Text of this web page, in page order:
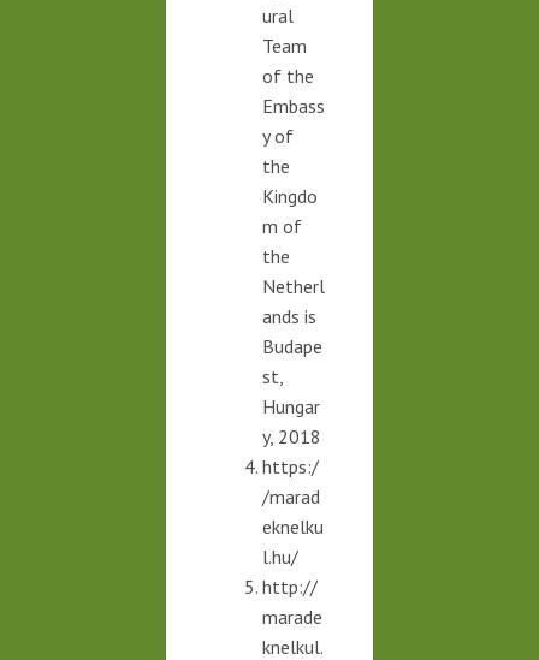
ural
Team
of the
Embass
y of
the
Kingdo
m of
the
Netherl
ands is
Budape
st,
Hungar
y, 2018
https:/
/marad
eknelku
l.hu/
http://
marade
knelkul.